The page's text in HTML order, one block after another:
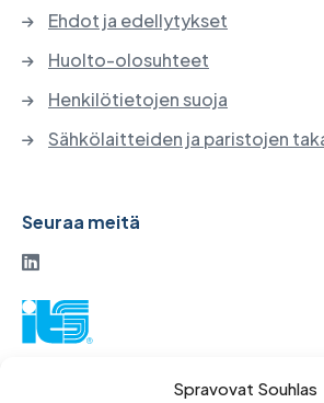
Spravovat Souhlas
Ehdot ja edellytykset
Huolto-olosuhteet
Henkilötietojen suoja
Sähkölaitteiden ja paristojen
Seuraa meitä